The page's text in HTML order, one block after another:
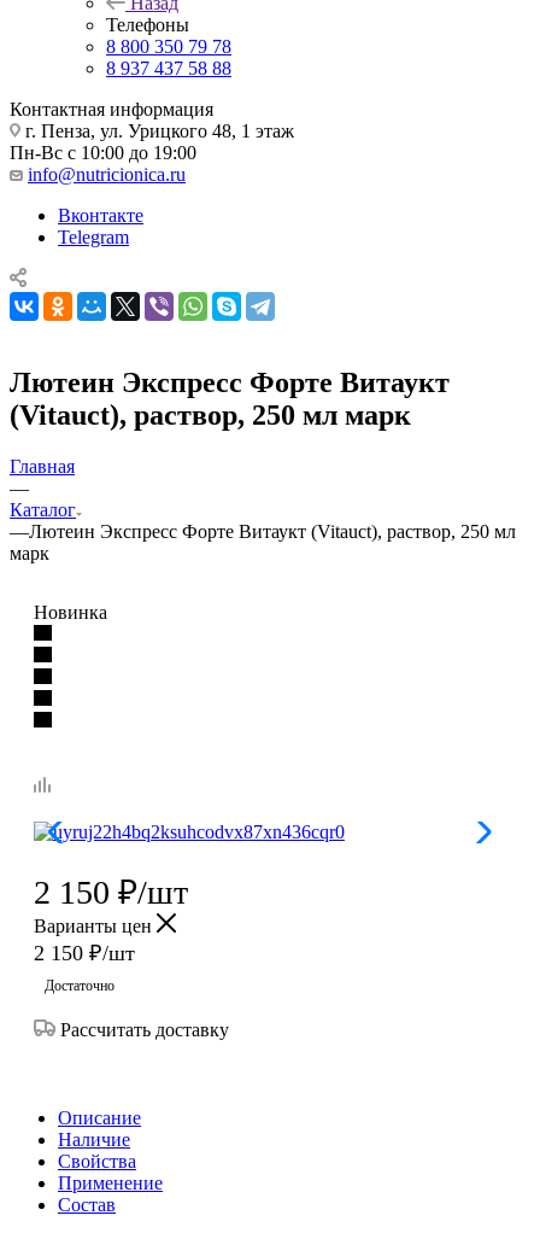
Телефоны
8 800 350 79 78
8 937 437 58 88
Контактная информация
г. Пенза, ул. Урицкого 48, 1 этаж
Пн-Вс с 10:00 до 19:00
info@nutricionica.ru
Вконтакте
Telegram
Лютеин Экспресс Форте Витаукт
(Vitauct), раствор, 250 мл марк
Главная
—
Каталог
—Лютеин Экспресс Форте Витаукт (Vitauct), раствор, 250 мл
марк
Новинка
2 150 ₽/шт
Варианты цен
2 150 ₽/шт
Достаточно
Рассчитать доставку
Описание
Наличие
Свойства
Применение
Состав